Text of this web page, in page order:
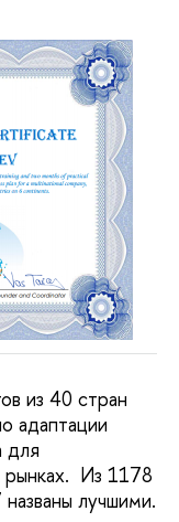
из 40 стран
адаптации
для
Из 1178
лучшими.